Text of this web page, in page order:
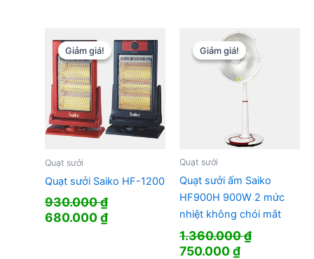
2.350.000 ₫.
Giảm giá!
Giảm giá!
Quạt sưởi
Quạt sưởi Saiko HF-1200
930.000₫
Giá
680.000₫Giá
Giảm giá!
Giảm giá!
Quạt sưởi
Quạt sưởi ấm Saiko
HF900H 900W 2 mức
nhiệt không chói mắt
1.360.000₫
Giá
750.000₫Giá